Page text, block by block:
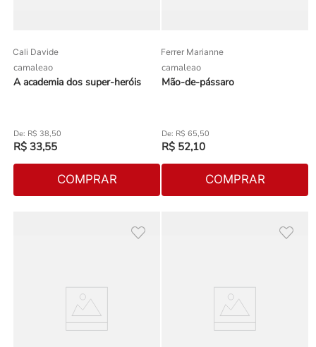
Cali Davide
camaleao
A academia dos super-heróis
R$ 38,50
R$ 33,55
COMPRAR
Ferrer Marianne
camaleao
Mão-de-pássaro
R$ 65,50
R$ 52,10
COMPRAR